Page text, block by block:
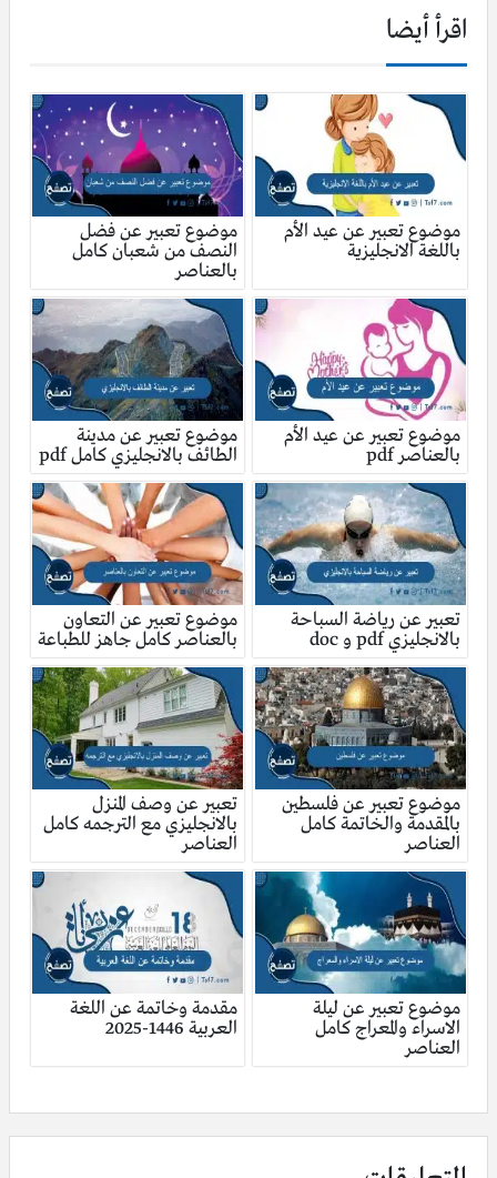
اقرأ أيضا
موضوع تعبير عن عيد الأم
باللغة الانجليزية
موضوع تعبير عن فضل
النصف من شعبان كامل
بالعناصر
موضوع تعبير عن عيد الأم
بالعناصر pdf
موضوع تعبير عن مدينة
الطائف بالانجليزي كامل pdf
تعبير عن رياضة السباحة
بالانجليزي pdf و doc
موضوع تعبير عن التعاون
بالعناصر كامل جاهز للطباعة
موضوع تعبير عن فلسطين
بالمقدمة والخاتمة كامل
العناصر
تعبير عن وصف المنزل
بالانجليزي مع الترجمه كامل
العناصر
موضوع تعبير عن ليلة
الاسراء والمعراج كامل
العناصر
مقدمة وخاتمة عن اللغة
العربية 1446-2025